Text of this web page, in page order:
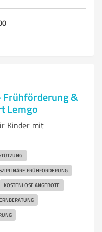
Frühförderung &
Lemgo
Kinder mit
FRÜHFÖRDERUNG
KOSTENLOSE ANGEBOTE